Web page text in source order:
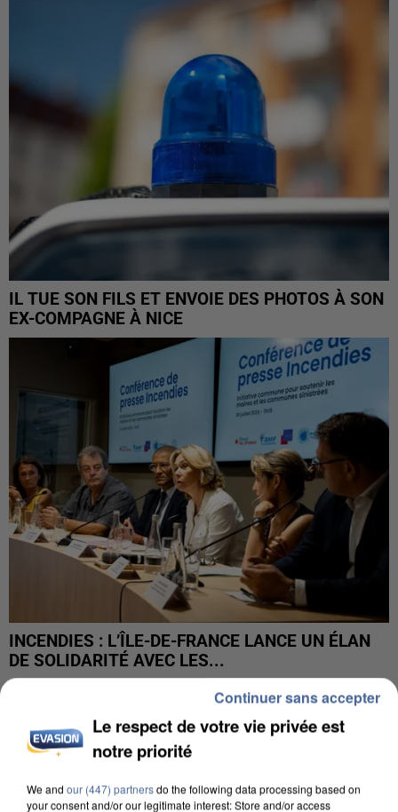
IL TUE SON FILS ET ENVOIE DES PHOTOS À SON
EX-COMPAGNE À NICE
INCENDIES : L’ÎLE-DE-FRANCE LANCE UN ÉLAN
DE SOLIDARITÉ AVEC LES...
Le respect de votre vie privée est
notre priorité
We and our (447) partnersdo the following data processing based on
your consent and/or our legitimate interest: Store and/or access
Continuer sans accepter